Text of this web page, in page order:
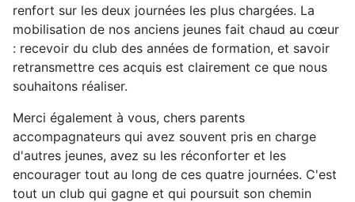
renfort sur les deux journées les plus chargées. La
mobilisation de nos anciens jeunes fait chaud au cœur
: recevoir du club des années de formation, et savoir
retransmettre ces acquis est clairement ce que nous
souhaitons réaliser.
Merci également à vous, chers parents
accompagnateurs qui avez souvent pris en charge
d'autres jeunes, avez su les réconforter et les
encourager tout au long de ces quatre journées. C'est
tout un club qui gagne et qui poursuit son chemin